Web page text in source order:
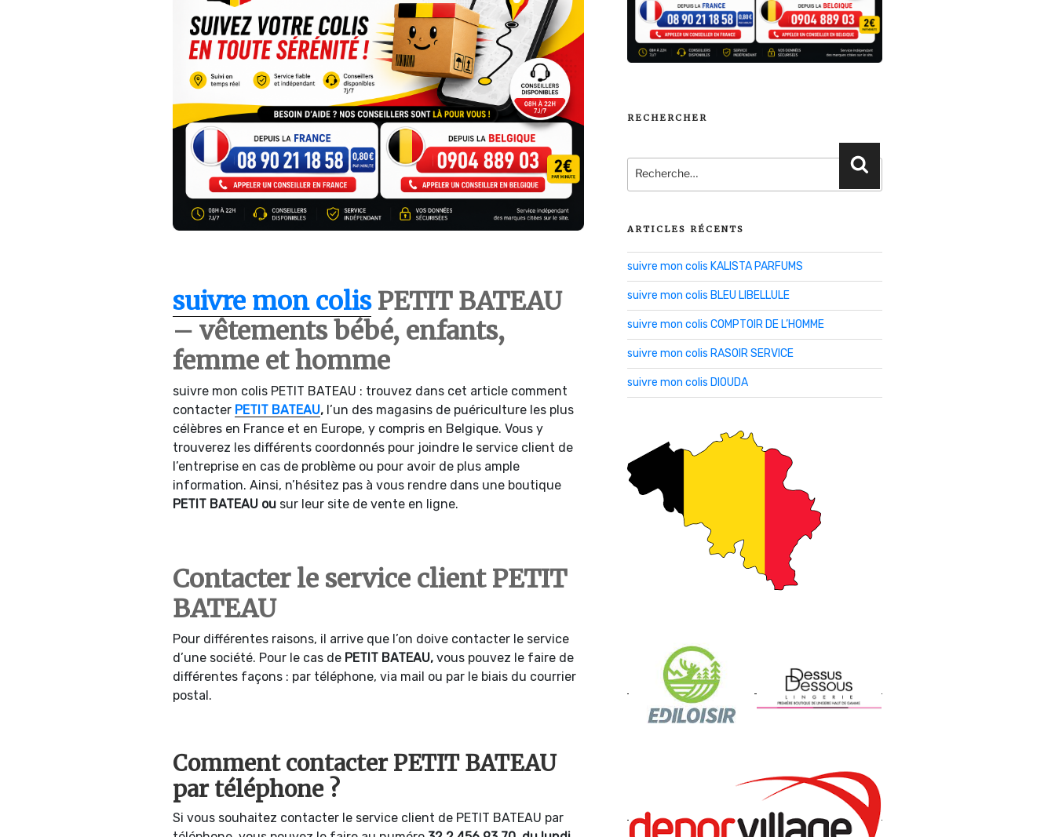
suivre mon colisPETIT BATEAU
– vêtements bébé, enfants,
femme et homme
suivre mon colis PETIT BATEAU : trouvez dans cet article comment
contacter PETIT BATEAU, l’un des magasins de puériculture les plus
célèbres en France et en Europe, y compris en Belgique. Vous y
trouverez les différents coordonnés pour joindre le service client de
l’entreprise en cas de problème ou pour avoir de plus ample
information. Ainsi, n’hésitez pas à vous rendre dans une boutique
PETIT BATEAU ou sur leur site de vente en ligne.
Contacter le service client PETIT
BATEAU
Pour différentes raisons, il arrive que l’on doive contacter le service
d’une société. Pour le cas de PETIT BATEAU, vous pouvez le faire de
différentes façons : par téléphone, via mail ou par le biais du courrier
postal.
Comment contacter PETIT BATEAU
par téléphone ?
Si vous souhaitez contacter le service client de PETIT BATEAU par
RECHERCHER
pour
:
Recherche
ARTICLES RÉCENTS
suivre mon colis KALISTA PARFUMS
suivre mon colis BLEU LIBELLULE
suivre mon colis COMPTOIR DE L’HOMME
suivre mon colis RASOIR SERVICE
suivre mon colis DIOUDA